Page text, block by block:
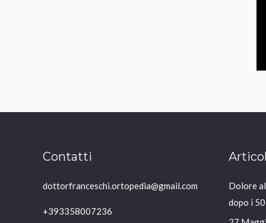
Contatti
dottorfranceschi.ortopedia@gmail.com
+393358007236
Dolore
dopo i